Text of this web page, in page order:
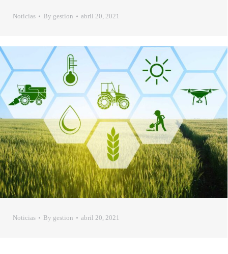
Noticias By gestion abril 20, 2021
Noticias By gestion abril 20, 2021